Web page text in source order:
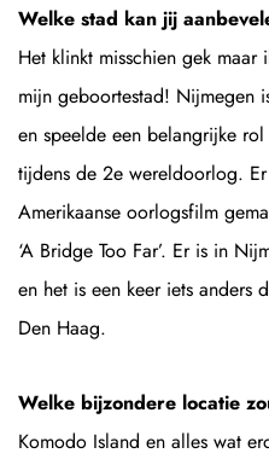
Welke stad kan jij
Het klinkt misschien gek
mijn geboortestad! Nijmegen
en speelde een belangrijke
tijdens de 2e wereldoorlog.
Amerikaanse oorlogsfilm
‘A Bridge Too Far’. Er is in
en het is een keer iets anders
Den Haag.
Welke bijzondere locatie
Komodo Island en alles wat